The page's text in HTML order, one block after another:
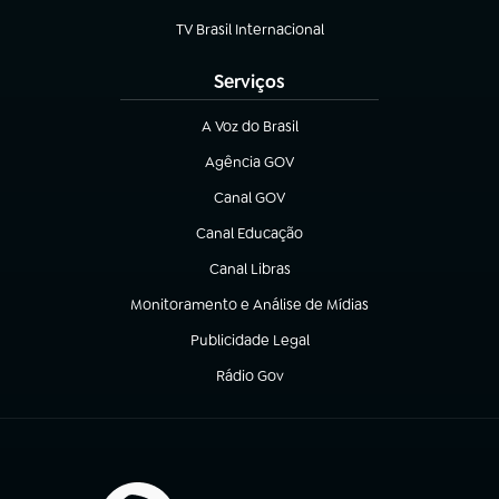
TV Brasil Internacional
(abre em nova aba)
Serviços
A Voz do Brasil
(abre em nova aba)
Agência GOV
(abre em nova aba)
Canal GOV
(abre em nova aba)
Canal Educação
(abre em nova aba)
Canal Libras
(abre em nova aba)
Monitoramento e Análise de Mídias
(abre em nova aba)
Publicidade Legal
(abre em nova aba)
Rádio Gov
(abre em nova aba)